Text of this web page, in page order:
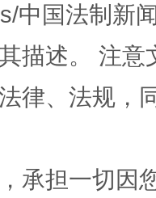
中国法制新
描述。 注
律、法规，
承担一切因